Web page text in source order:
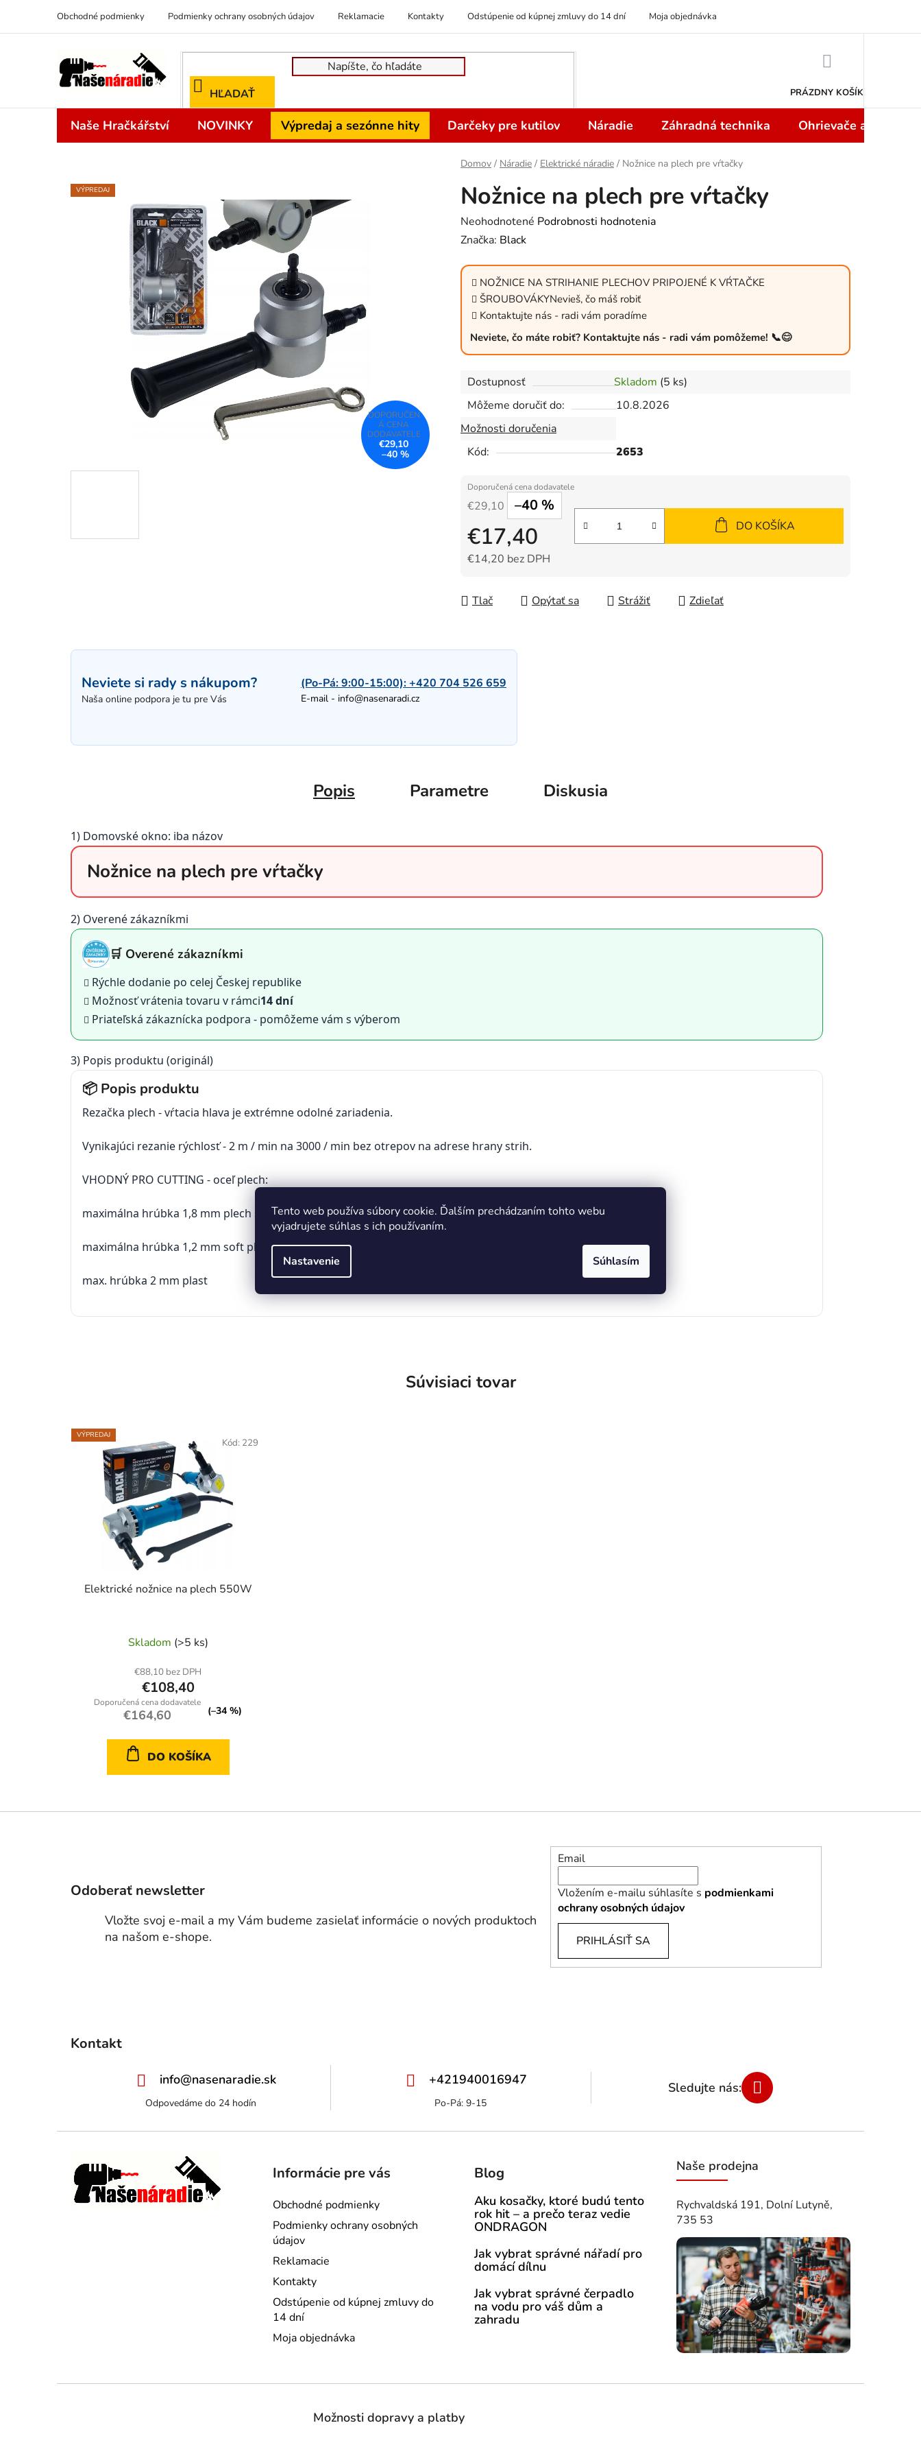
Tento web používa súbory cookie. Ďalším prechádzaním tohto webu
vyjadrujete súhlas s ich používaním.
Nastavenie Súhlasím
obsah
Obchodné podmienky Podmienky ochrany osobných údajov Reklamacie Kontakty Odstúpenie od kúpnej zmluvy do 14 dní Moja objednávka
HĽADAŤ PRÁZDNY KOŠÍK
Naše Hračkářství NOVINKY Výpredaj a sezónne hity Darčeky pre kutilov Náradie Záhradná technika Ohrievače a
Domov / Náradie / Elektrické náradie / Nožnice na plech pre vŕtačky
Nožnice na plech pre vŕtačky
Priemerné
hodnotenie
je
0,0
hviezdičiek.
Neohodnotené Podrobnosti hodnotenia
Značka: Black
NOŽNICE NA STRIHANIE PLECHOV PRIPOJENÉ K VŔTAČKE
ŠROUBOVÁKYNevieš, čo máš robiť
Kontaktujte nás - radi vám poradíme
Neviete, čo máte robiť? Kontaktujte nás - radi vám pomôžeme! 📞😊
Dostupnosť Skladom (5 ks)
Môžeme doručiť do:
10.8.2026
Možnosti doručenia
Kód:
2653
€29,10 –40 %
€17,40
€14,20 bez DPH
DO KOŠÍKA
Tlač Opýtať sa Strážiť Zdieľať
VÝPREDAJ
€29,10
–40 %
Neviete si rady s nákupom?
Naša online podpora je tu pre Vás
(Po-Pá: 9:00-15:00):+420 704 526 659
E-mail - info@nasenaradi.cz
Popis Parametre Diskusia
1) Domovské okno: iba názov
Nožnice na plech pre vŕtačky
2) Overené zákazníkmi
🛒 Overené zákazníkmi
Rýchle dodanie po celej Českej republike
Možnosť vrátenia tovaru v rámci14 dní
Priateľská zákaznícka podpora - pomôžeme vám s výberom
3) Popis produktu (originál)
📦 Popis produktu
Rezačka plech -vŕtacia hlava je extrémne odolnézariadenia.
Vynikajúci rezanie rýchlosť-2 m / min na 3000/ min bez otrepov na adrese hranystrih.
VHODNÝ PRO CUTTING - oceľ plech:
maximálna hrúbka 1,8 mm plech s nerezovej ocele
maximálna hrúbka 1,2 mm soft plech(hliník, meď)
max. hrúbka 2 mm plast
Súvisiaci tovar
VÝPREDAJ
Elektrické nožnice na plech 550W
Skladom (>5 ks)
€88,10 bez DPH
€108,40
€164,60 (–34 %)
DO KOŠÍKA
Kód: 229
Odoberať newsletter
Vložte svoj e-mail a my Vám budeme zasielať informácie o nových produktoch
na našom e-shope.
Email
Vložením e-mailu súhlasíte s podmienkami
ochrany osobných údajov
PRIHLÁSIŤ SA
Kontakt
info@nasenaradie.sk +421940016947
Informácie pre vás
Obchodné podmienky
Podmienky ochrany osobných
údajov
Reklamacie
Kontakty
Odstúpenie od kúpnej zmluvy do
14 dní
Moja objednávka
Blog
Aku kosačky, ktoré budú tento
rok hit – a prečo teraz vedie
ONDRAGON
Jak vybrat správné nářadí pro
domácí dílnu
Jak vybrat správné čerpadlo
na vodu pro váš dům a
zahradu
Naše prodejna
Rychvaldská 191, Dolní Lutyně,
735 53